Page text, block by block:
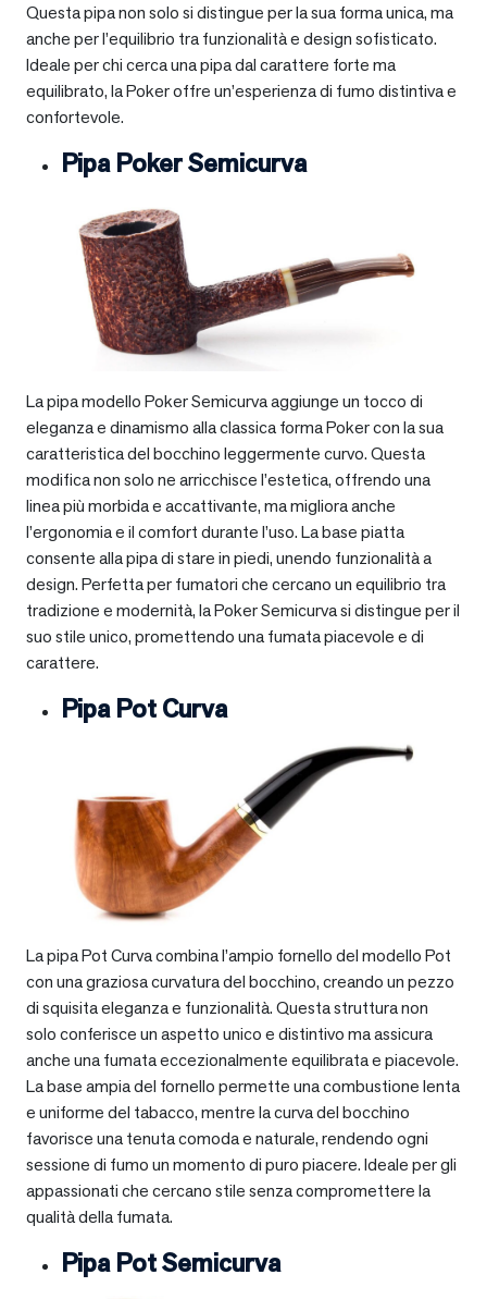
Questa pipa non solo si distingue per la sua forma unica, ma
anche per l’equilibrio tra funzionalità e design sofisticato.
Ideale per chi cerca una pipa dal carattere forte ma
equilibrato, la Poker offre un’esperienza di fumo distintiva e
confortevole.
Pipa Poker Semicurva
La pipa modello Poker Semicurva aggiunge un tocco di
eleganza e dinamismo alla classica forma Poker con la sua
caratteristica del bocchino leggermente curvo. Questa
modifica non solo ne arricchisce l’estetica, offrendo una
linea più morbida e accattivante, ma migliora anche
l’ergonomia e il comfort durante l’uso. La base piatta
consente alla pipa di stare in piedi, unendo funzionalità a
design. Perfetta per fumatori che cercano un equilibrio tra
tradizione e modernità, la Poker Semicurva si distingue per il
suo stile unico, promettendo una fumata piacevole e di
carattere.
Pipa Pot Curva
La pipa Pot Curva combina l’ampio fornello del modello Pot
con una graziosa curvatura del bocchino, creando un pezzo
di squisita eleganza e funzionalità. Questa struttura non
solo conferisce un aspetto unico e distintivo ma assicura
anche una fumata eccezionalmente equilibrata e piacevole.
La base ampia del fornello permette una combustione lenta
e uniforme del tabacco, mentre la curva del bocchino
favorisce una tenuta comoda e naturale, rendendo ogni
sessione di fumo un momento di puro piacere. Ideale per gli
appassionati che cercano stile senza compromettere la
qualità della fumata.
Pipa Pot Semicurva